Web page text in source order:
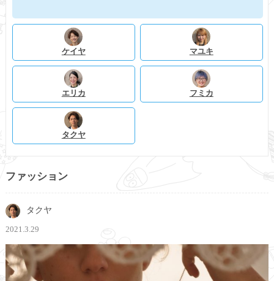
ケイヤ マユキ
エリカ フミカ
タクヤ
ファッション
タクヤ
2021.3.29